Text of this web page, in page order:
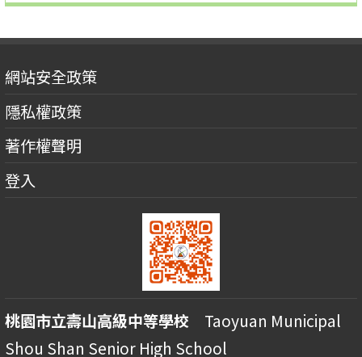
網站安全政策
隱私權政策
著作權聲明
登入
桃園市立壽山高級中等學校 Taoyuan Municipal
Shou Shan Senior High School